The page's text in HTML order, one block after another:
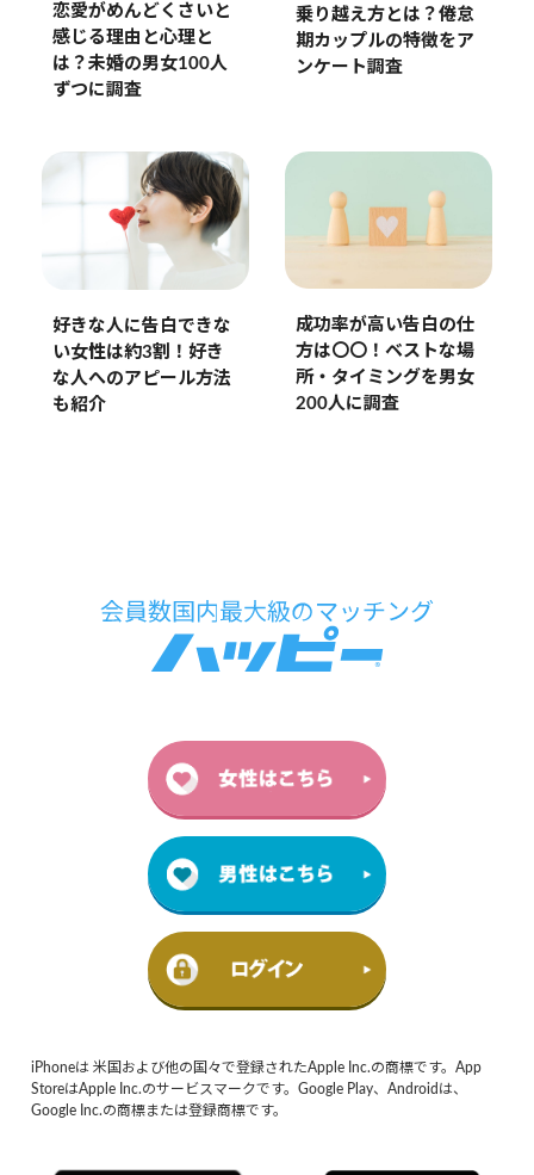
恋愛がめんどくさいと
感じる理由と心理と
は？未婚の男女100人
ずつに調査
乗り越え方とは？倦怠
期カップルの特徴をア
ンケート調査
好きな人に告白できな
い女性は約3割！好き
な人へのアピール方法
も紹介
成功率が高い告白の仕
方は〇〇！ベストな場
所・タイミングを男女
200人に調査
iPhoneは 米国および他の国々で登録されたApple Inc.の商標です。App
StoreはApple Inc.のサービスマークです。Google Play、Androidは、
Google Inc.の商標または登録商標です。